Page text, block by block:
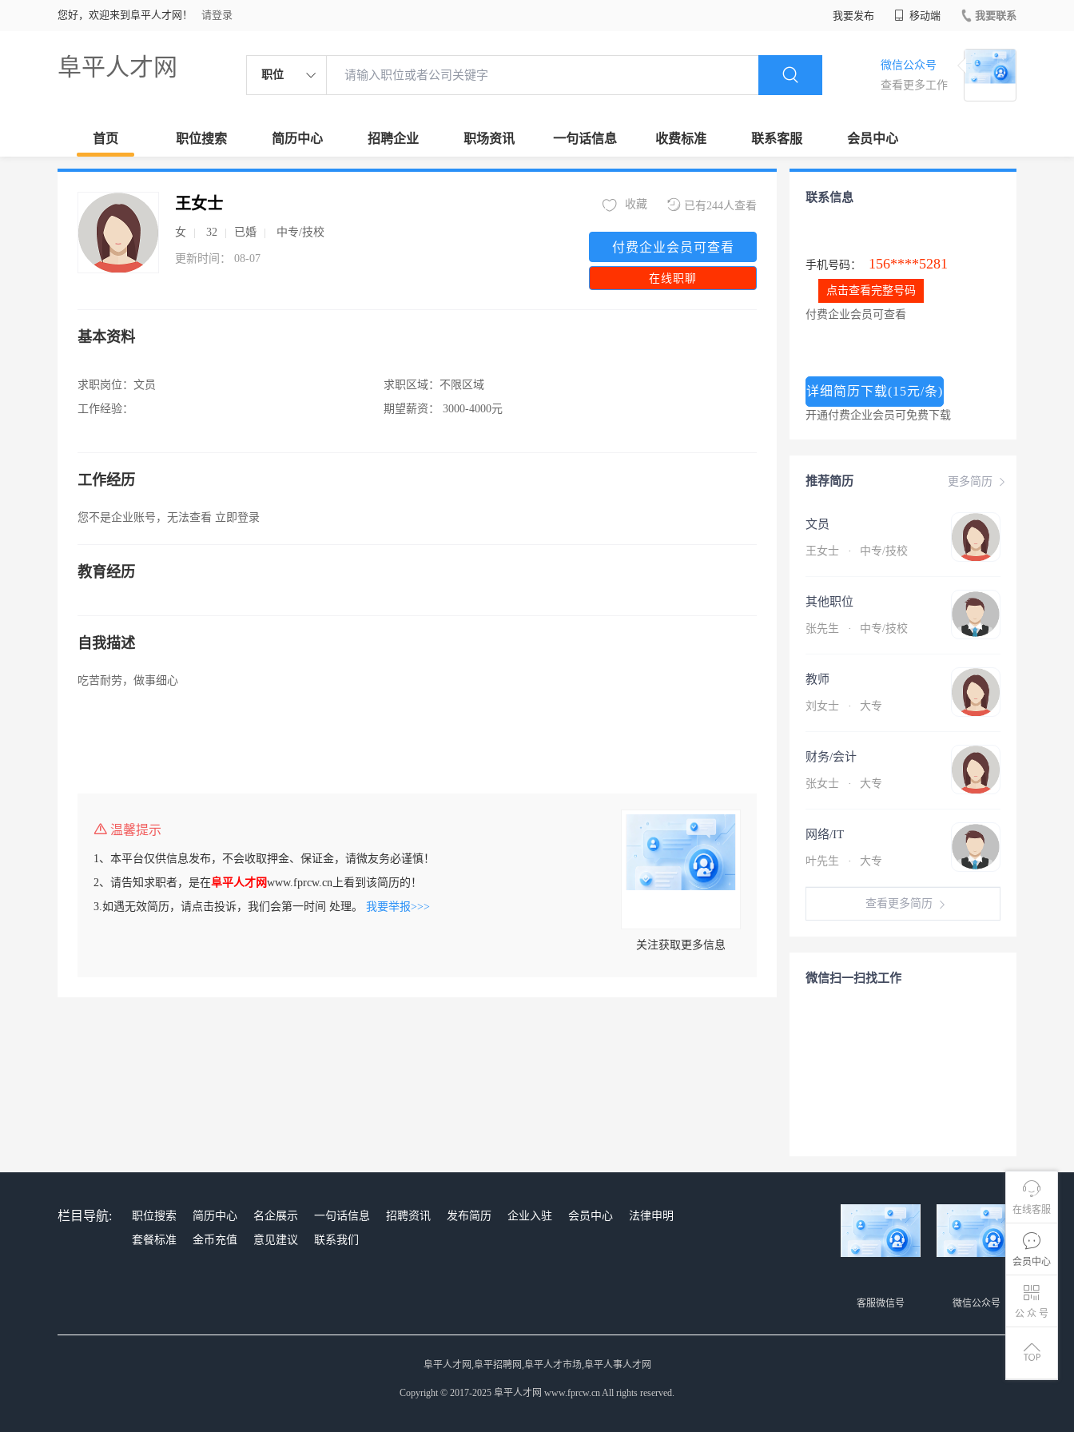
您好，欢迎来到阜平人才网！ 请登录 我要发布 移动端 我要联系
阜平人才网 职位
微信公众号
查看更多工作
首页 职位搜索 简历中心 招聘企业 职场资讯 一句话信息 收费标准 联系客服 会员中心
在线客服
会员中心
公 众 号
王女士
女 32 已婚 中专/技校
更新时间： 08-07
已有244人查看
收藏
付费企业会员可查看
在线职聊
基本资料
求职岗位： 文员
工作经验：
求职区域： 不限区域
期望薪资：
3000-4000元
工作经历
您不是企业账号，无法查看 立即登录
教育经历
自我描述
吃苦耐劳，做事细心
温馨提示
1、本平台仅供信息发布，不会收取押金、保证金，请微友务必谨慎！
2、请告知求职者，是在阜平人才网www.fprcw.cn上看到该简历的！
3.如遇无效简历，请点击投诉，我们会第一时间 处理。 我要举报>>>
关注获取更多信息
联系信息
手机号码： 156****5281
点击查看完整号码
付费企业会员可查看
详细简历下载(15元/条)
开通付费企业会员可免费下载
更多简历
推荐简历
文员
王女士 · 中专/技校
其他职位
张先生 · 中专/技校
教师
刘女士 · 大专
财务/会计
张女士 · 大专
网络/IT
叶先生 · 大专
查看更多简历
微信扫一扫找工作
栏目导航: 职位搜索 简历中心 名企展示 一句话信息 招聘资讯 发布简历 企业入驻 会员中心
法律申明
套餐标准
金币充值 意见建议 联系我们
微信公众号
客服微信号
阜平人才网,阜平招聘网,阜平人才市场,阜平人事人才网
Copyright © 2017-2025 阜平人才网 www.fprcw.cn All rights reserved.